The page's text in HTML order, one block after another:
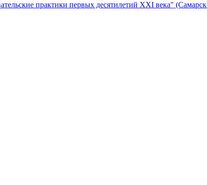
практики первых десятилетий XXI века"